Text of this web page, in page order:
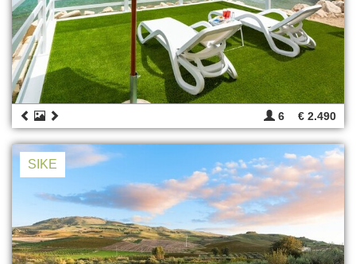
6 € 2.490
SIKE